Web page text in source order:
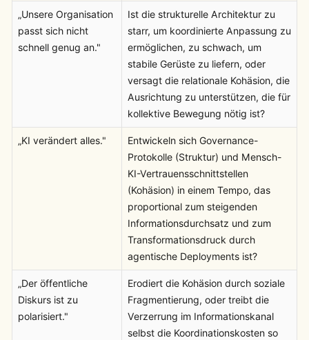
„Unsere Organisation
passt sich nicht
schnell genug an."
Ist die strukturelle Architektur zu
starr, um koordinierte Anpassung zu
ermöglichen, zu schwach, um
stabile Gerüste zu liefern, oder
versagt die relationale Kohäsion, die
Ausrichtung zu unterstützen, die für
kollektive Bewegung nötig ist?
„KI verändert alles."
Entwickeln sich Governance-
Protokolle (Struktur) und Mensch-
KI-Vertrauensschnittstellen
(Kohäsion) in einem Tempo, das
proportional zum steigenden
Informationsdurchsatz und zum
Transformationsdruck durch
agentische Deployments ist?
„Der öffentliche
Diskurs ist zu
polarisiert."
Erodiert die Kohäsion durch soziale
Fragmentierung, oder treibt die
Verzerrung im Informationskanal
selbst die Koordinationskosten so